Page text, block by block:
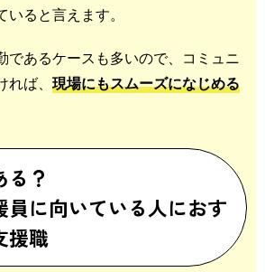
ると言えます。
であるケースも多いので、コミュニ
ば、 現場にもスムーズになじめる
る？
員に向いている人におす
援職